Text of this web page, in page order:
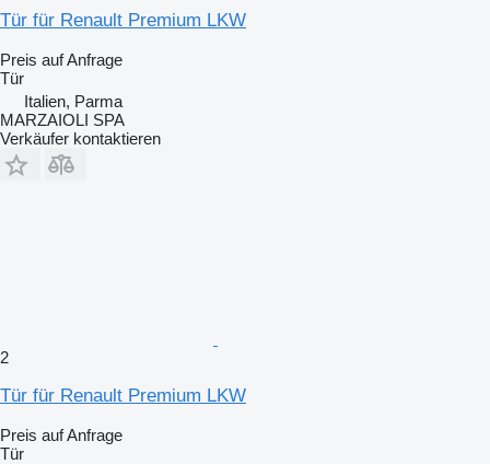
Tür für Renault Premium LKW
Preis auf Anfrage
Tür
Italien, Parma
MARZAIOLI SPA
Verkäufer kontaktieren
2
Tür für Renault Premium LKW
Preis auf Anfrage
Tür